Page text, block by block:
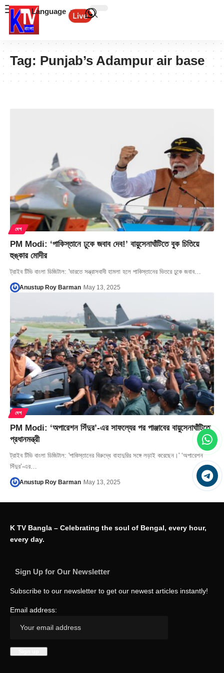
Language
Tag: Punjab’s Adampur air base
দেশ
PM Modi: ‘পাকিস্তানে ঢুকে জবাব দেব!’ বায়ুসেনাঘাঁটিতে বুক চিতিয়ে
হুঙ্কার মোদীর
ট্রাইব টিভি বাংলা ডিজিটাল: 'ভারতে সন্ত্রাসবাদী হামলা হলে পাকিস্তানের ভিতরে ঢুকে জবাব…
Anustup Roy Barman May 13, 2025
দেশ
PM Modi: ‘অপারেশন সিঁদুর’-এর সাফল্যের পর পাঞ্জাবের বায়ুসেনাঘাঁটিতে
প্রধানমন্ত্রী
ট্রাইব টিভি বাংলা ডিজিটাল: 'পাকিস্তানের বিরুদ্ধে বাহাদুরির সঙ্গে লড়াই করেছেন।' ‘অপারেশন
সিঁদুর’-এর…
Anustup Roy Barman May 13, 2025
K TV Bangla – Celebrating the soul of Bengal, every hour,
every day.
Sign Up for Our Newsletter
Subscribe to our newsletter to get our newest articles instantly!
Email address: